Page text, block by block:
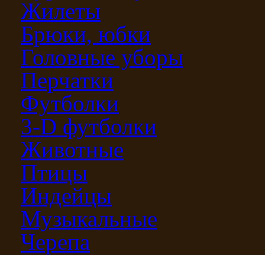
Жилеты
Брюки, юбки
Головные уборы
Перчатки
Футболки
3-D футболки
Животные
Птицы
Индейцы
Музыкальные
Черепа